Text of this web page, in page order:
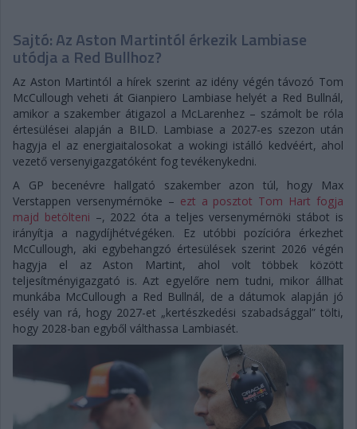
Sajtó: Az Aston Martintól érkezik Lambiase
utódja a Red Bullhoz?
Az Aston Martintól a hírek szerint az idény végén távozó Tom
McCullough veheti át Gianpiero Lambiase helyét a Red Bullnál,
amikor a szakember átigazol a McLarenhez – számolt be róla
értesülései alapján a BILD. Lambiase a 2027-es szezon után
hagyja el az energiaitalosokat a wokingi istálló kedvéért, ahol
vezető versenyigazgatóként fog tevékenykedni.
A GP becenévre hallgató szakember azon túl, hogy Max
Verstappen versenymérnöke – ezt a posztot Tom Hart fogja
majd betölteni –, 2022 óta a teljes versenymérnöki stábot is
irányítja a nagydíjhétvégéken. Ez utóbbi pozícióra érkezhet
McCullough, aki egybehangzó értesülések szerint 2026 végén
hagyja el az Aston Martint, ahol volt többek között
teljesítményigazgató is. Azt egyelőre nem tudni, mikor állhat
munkába McCullough a Red Bullnál, de a dátumok alapján jó
esély van rá, hogy 2027-et „kertészkedési szabadsággal” tölti,
hogy 2028-ban egyből válthassa Lambiasét.